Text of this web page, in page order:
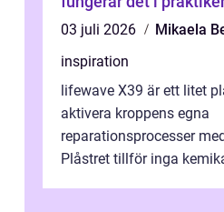
03 juli 2026
Mikaela
inspiration
lifewave X39 är ett litet
aktivera kroppens egna
reparationsprocesser
Plåstret tillför inga